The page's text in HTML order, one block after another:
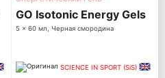
GO Isotonic Energy Gels
5 x 60 мл, Черная смородина
SCIENCE IN SPORT (SiS)